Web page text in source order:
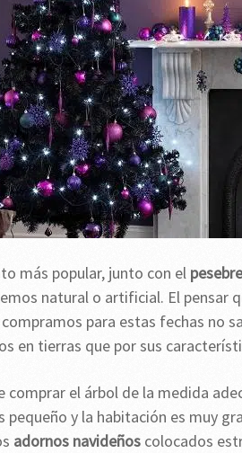
más popular, junto con el pesebre
natural o artificial. El pensar
para estas fechas no
en tierras que por sus
el árbol de la medida
pequeño y la habitación es muy
adornos navideños colocados